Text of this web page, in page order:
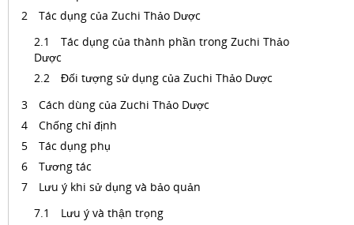
Tác dụng của Zuchi Thảo Dược
Tác dụng của thành phần trong Zuchi Thảo
Dược
Đối tượng sử dụng của Zuchi Thảo Dược
Cách dùng của Zuchi Thảo Dược
Chống chỉ định
Tác dụng phụ
Tương tác
Lưu ý khi sử dụng và bảo quản
Lưu ý và thận trọng